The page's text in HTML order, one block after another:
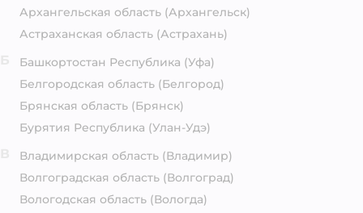
Архангельская область (Архангельск)
Астраханская область (Астрахань)
Башкортостан Республика (Уфа)
Белгородская область (Белгород)
Брянская область (Брянск)
Бурятия Республика (Улан-Удэ)
Владимирская область (Владимир)
Волгоградская область (Волгоград)
Вологодская область (Вологда)